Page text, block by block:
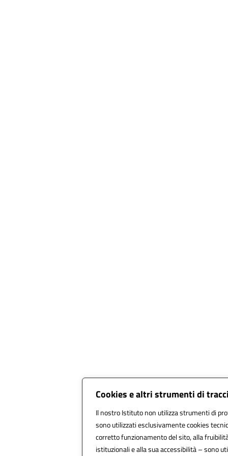
Cookies e altri strumenti di
Il nostro Istituto non utilizza strumenti di
sono utilizzati esclusivamente cookies
corretto funzionamento del sito, alla
istituzionali e alla sua accessibilità – sono